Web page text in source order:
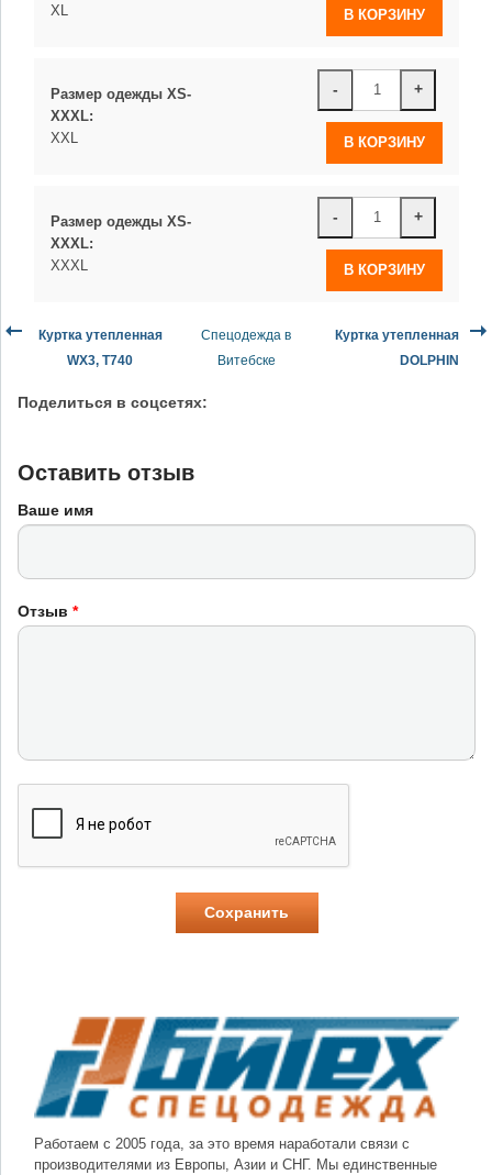
XL
- +
Размер одежды XS-
XXXL:
XXL
- +
Размер одежды XS-
XXXL:
XXXL
Куртка утепленная
WX3, T740
Спецодежда в
Витебске
Куртка утепленная
DOLPHIN
Поделиться в соцсетях:
Оставить отзыв
Ваше имя
Отзыв *
Работаем с 2005 года, за это время наработали связи с
производителями из Европы, Азии и СНГ. Мы единственные